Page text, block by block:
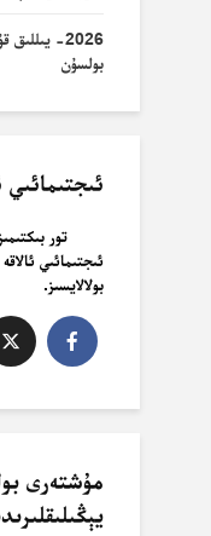
2026-
بولسۇن
ئىجتىمائىي
تور
ئىجتىمائىي
بولالايسىز.
مۇشتەرى